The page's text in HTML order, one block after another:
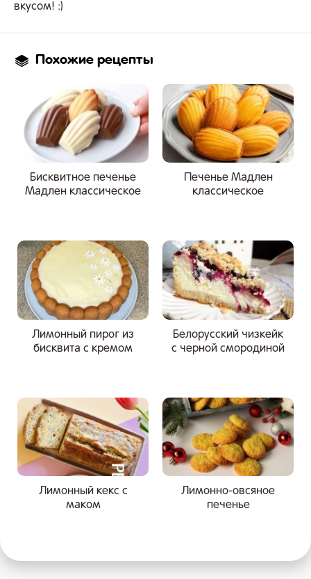
вкусом! :)
Похожие рецепты
Бисквитное печенье
Мадлен классическое
Печенье Мадлен
классическое
Лимонный пирог из
бисквита с кремом
Белорусский чизкейк
с черной смородиной
Лимонный кекс с
маком
Лимонно-овсяное
печенье